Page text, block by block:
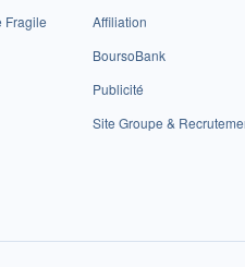
Fragile
Affiliation
BoursoBank
Publicité
Site Groupe &